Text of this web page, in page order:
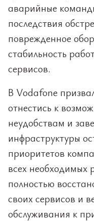
аварийные
последствия
поврежденное
стабильность
сервисов.
В Vodafone
отнестись к
неудобствам и
инфраструктуры
приоритетов
всех необходимых
полностью
своих сервисов и
обслуживания к